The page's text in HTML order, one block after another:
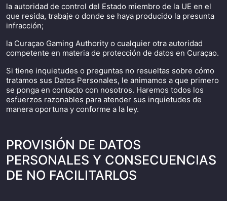
la autoridad de control del Estado miembro de la UE en el
que resida, trabaje o donde se haya producido la presunta
infracción;
la Curaçao Gaming Authority o cualquier otra autoridad
competente en materia de protección de datos en Curaçao.
Si tiene inquietudes o preguntas no resueltas sobre cómo
tratamos sus Datos Personales, le animamos a que primero
se ponga en contacto con nosotros. Haremos todos los
esfuerzos razonables para atender sus inquietudes de
manera oportuna y conforme a la ley.
PROVISIÓN DE DATOS
PERSONALES Y CONSECUENCIAS
DE NO FACILITARLOS